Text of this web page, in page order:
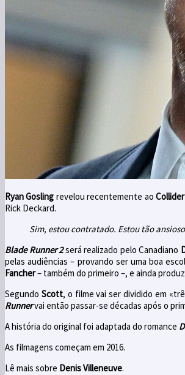
Ryan Gosling revelou recentemente aoCollider
Rick Deckard.
Sim, estou contratado. Estou tão
Blade Runner2será realizado pelo Canadiano
pelas audiências – provando ser uma boa
Fancher– também do primeiro –, e ainda
Segundo Scott, o filme vai ser dividido em
Runnervai então passar-se décadas após o
A história do original foi adaptada do romance
As filmagens começam em 2016.
Lê mais sobre Denis Villeneuve.